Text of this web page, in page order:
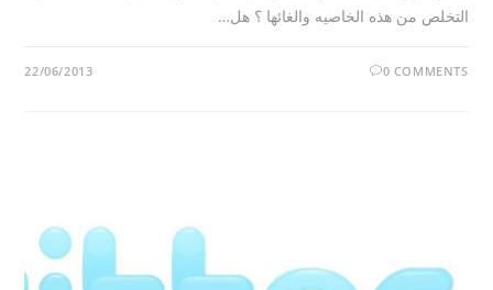
التخلص من هذه الخاصيه والغائها ؟ هل…
0 COMMENTS
22/06/2013